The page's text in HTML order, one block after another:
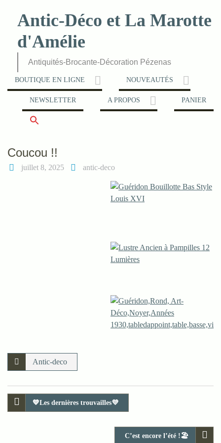
contentAntic-Déco et La Marotte
d'Amélie
Antiquités-Brocante-Décoration Pézenas
BOUTIQUE EN LIGNE NOUVEAUTÉS
NEWSLETTER A PROPOS PANIER
Coucou !!
juillet 8, 2025 antic-deco
Antic-deco
💙Les dernières trouvailles💜
C’est encore l’été !🏖